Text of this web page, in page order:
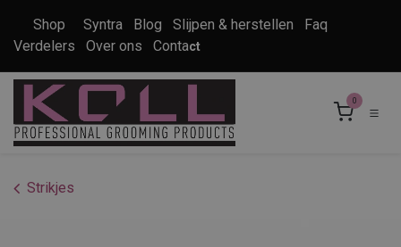
Shop Syntra Blog Slijpen & herstellen
Faq
Verdelers
Over ons Contact
0
Strikjes